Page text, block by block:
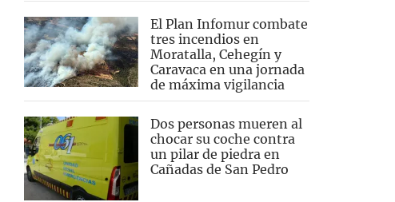
El Plan Infomur combate
tres incendios en
Moratalla, Cehegín y
Caravaca en una jornada
de máxima vigilancia
Dos personas mueren al
chocar su coche contra
un pilar de piedra en
Cañadas de San Pedro